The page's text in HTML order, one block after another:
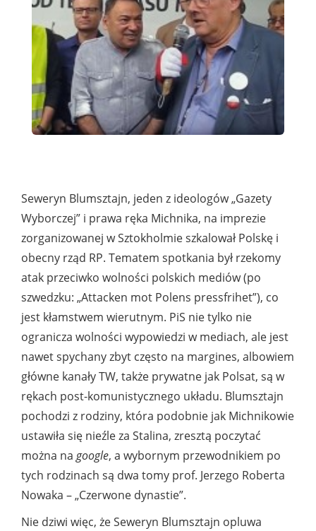
Seweryn Blumsztajn, jeden z ideologów „Gazety
Wyborczej” i prawa ręka Michnika, na imprezie
zorganizowanej w Sztokholmie szkalował Polskę i
obecny rząd RP. Tematem spotkania był rzekomy
atak przeciwko wolności polskich mediów (po
szwedzku: „Attacken mot Polens pressfrihet”), co
jest kłamstwem wierutnym. PiS nie tylko nie
ogranicza wolności wypowiedzi w mediach, ale jest
nawet spychany zbyt często na margines, albowiem
główne kanały TW, także prywatne jak Polsat, są w
rękach post-komunistycznego układu. Blumsztajn
pochodzi z rodziny, która podobnie jak Michnikowie
ustawiła się nieźle za Stalina, zresztą poczytać
można na google, a wybornym przewodnikiem po
tych rodzinach są dwa tomy prof. Jerzego Roberta
Nowaka – „Czerwone dynastie”.
Nie dziwi więc, że Seweryn Blumsztajn opluwa